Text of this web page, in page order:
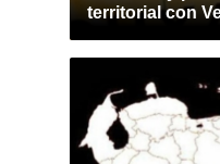
territorial con